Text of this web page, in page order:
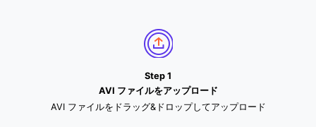
Step 1
AVI ファイルをアップロード
AVI ファイルをドラッグ&ドロップしてアップロード